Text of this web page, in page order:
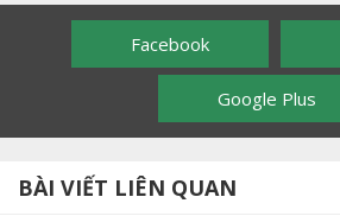
Facebook
Google Plus
BÀI VIẾT LIÊN QUAN